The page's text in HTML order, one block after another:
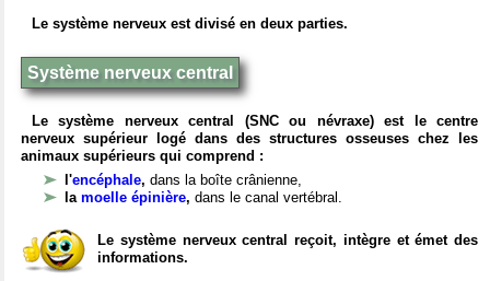
Le système nerveux est divisé en deux parties.
Système nerveux central
Le système nerveux central (SNC ou névraxe) est le centre
nerveux supérieur logé dans des structures osseuses chez les
animaux supérieurs qui comprend :
l'encéphale, dans la boîte crânienne,
la moelle épinière, dans le canal vertébral.
Le système nerveux central reçoit, intègre et émet des
informations.